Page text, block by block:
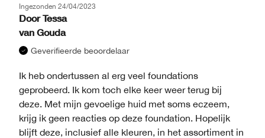
Ingezonden 24/04/2023
Door Tessa
van Gouda
Geverifieerde beoordelaar
Ik heb ondertussen al erg veel foundations
geprobeerd. Ik kom toch elke keer weer terug bij
deze. Met mijn gevoelige huid met soms eczeem,
krijg ik geen reacties op deze foundation. Hopelijk
blijft deze, inclusief alle kleuren, in het assortiment in